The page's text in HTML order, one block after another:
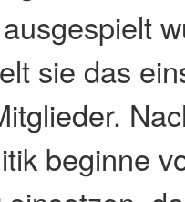
sie das
beginne